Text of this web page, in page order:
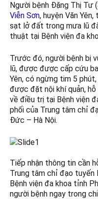
Người bệnh Đặng Thị Tư
Viễn Sơn, huyện Văn
sạt lở đất trong mưa lũ
thuật tại Bệnh viện đa
Trước đó, người bệnh bị
lũ, được được cấp cứu
Yên, có ngừng tim 5
được đặt nội khí quản,
về điều trị tại Bệnh viện
phối của Trung tâm chỉ
Đức – Hà Nội.
Tiếp nhận thông tin cần
Trung tâm chỉ đạo tuyến
Bệnh viện đa khoa tỉnh
người bệnh ngay trong